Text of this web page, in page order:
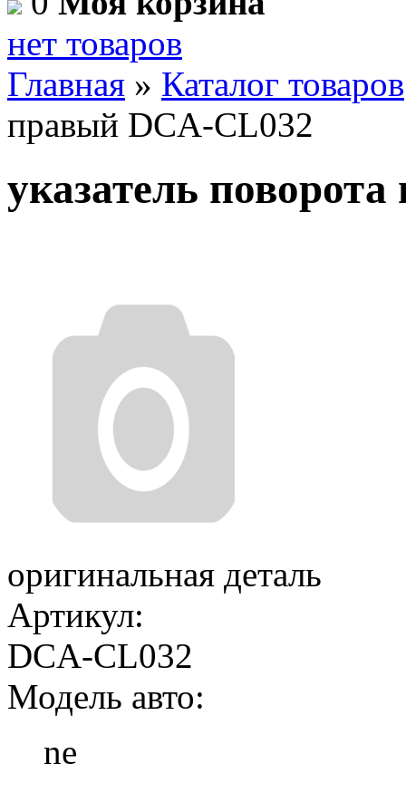
нет товаров
Главная » Каталог товаров
правый DCA-CL032
указатель
оригинальная деталь
Артикул:
DCA-CL032
Модель авто:
ne